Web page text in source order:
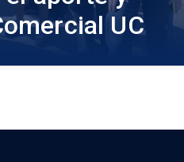
UC